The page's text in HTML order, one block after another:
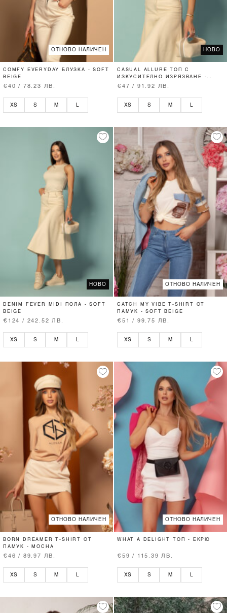
ОТНОВО НАЛИЧЕН
COMFY EVERYDAY БЛУЗКА - SOFT
BEIGE
€40 / 78.23 ЛВ.
XS S M
НОВО
CASUAL ALLURE ТОП С
ИЗКУСИТЕЛНО ИЗРЯЗВАНЕ -
SOFT BEIGE
€47 / 91.92 ЛВ.
XS S M
НОВО
DENIM FEVER MIDI ПОЛА - SOFT
BEIGE
€124 / 242.52 ЛВ.
XS S M L
ОТНОВО НАЛИЧЕН
CATCH MY VIBE T-SHIRT ОТ
ПАМУК - SOFT BEIGE
€51 / 99.75 ЛВ.
XS S M L
ОТНОВО НАЛИЧЕН
BORN DREAMER T-SHIRT ОТ
ПАМУК - MOCHA
€46 / 89.97 ЛВ.
XS S M
ОТНОВО НАЛИЧЕН
WHAT A DELIGHT ТОП - ЕКРЮ
€59 / 115.39 ЛВ.
XS S M